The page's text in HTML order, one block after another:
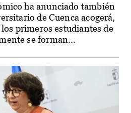
ha anunciado también
de Cuenca acogerá,
primeros estudiantes de
se forman...